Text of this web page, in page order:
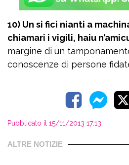
10) Un si fici nianti a
chiamari i vigili, haiu
margine di un
conoscenze di persone
Pubblicato il 15/11/2013 17:13
ALTRE NOTIZIE